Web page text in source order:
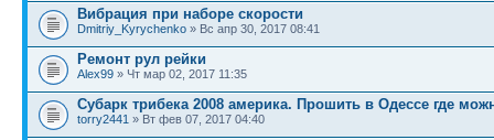
Вибрация при наборе скорости
Dmitriy_Kyrychenko » Вс апр 30, 2017 08:41
Ремонт рул рейки
Alex99 » Чт мар 02, 2017 11:35
Субарк трибека 2008 америка. Прошить в Одессе где
torry2441 » Вт фев 07, 2017 04:40